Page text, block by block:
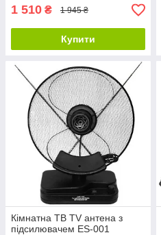
1 510 ₴ 1 945 ₴
Купити
Кімнатна ТВ TV антена з
підсилювачем ES-001